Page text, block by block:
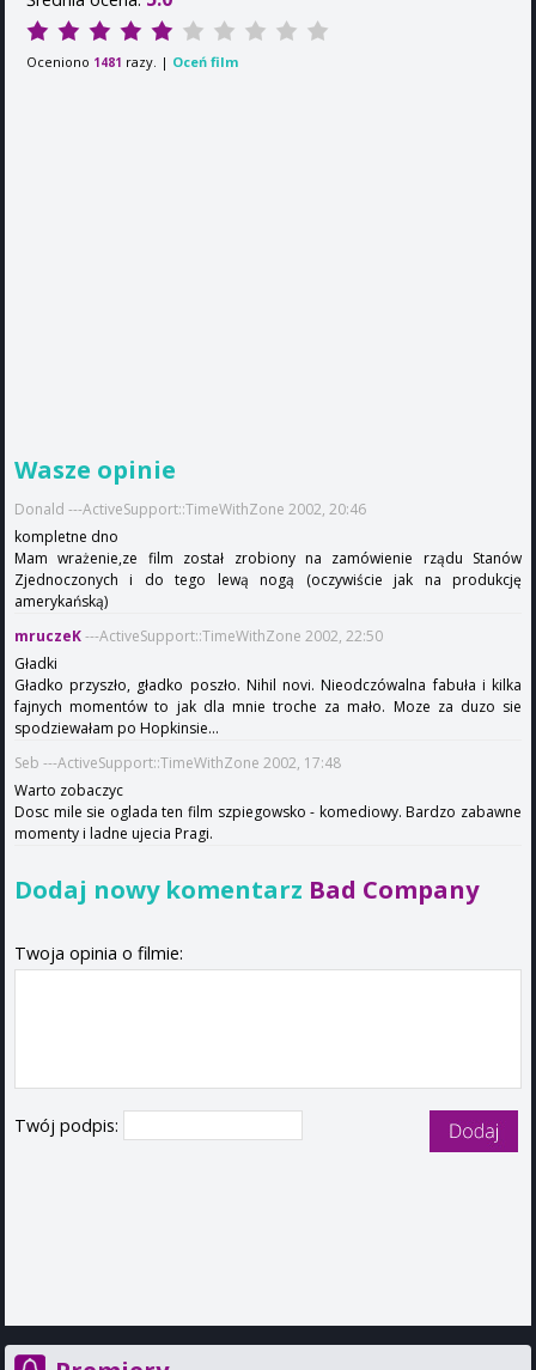
Oceniono 1481 razy. | Oceń film
Wasze opinie
Donald ---ActiveSupport::TimeWithZone 2002, 20:46
kompletne dno
Mam wrażenie,ze film został zrobiony na zamówienie rządu Stanów
Zjednoczonych i do tego lewą nogą (oczywiście jak na produkcję
amerykańską)
mruczeK---ActiveSupport::TimeWithZone 2002, 22:50
Gładki
Gładko przyszło, gładko poszło. Nihil novi. Nieodczówalna fabuła i kilka
fajnych momentów to jak dla mnie troche za mało. Moze za duzo sie
spodziewałam po Hopkinsie...
Seb ---ActiveSupport::TimeWithZone 2002, 17:48
Warto zobaczyc
Dosc mile sie oglada ten film szpiegowsko - komediowy. Bardzo zabawne
momenty i ladne ujecia Pragi.
Dodaj nowy komentarz Bad Company
Twoja opinia o filmie:
Twój podpis: